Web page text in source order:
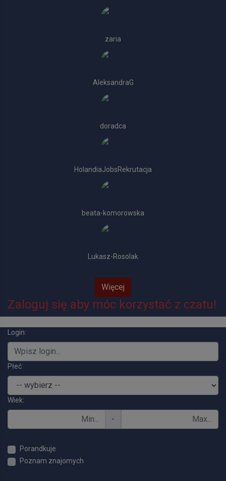
zaria
AleksandraG
doradca
HolandiaJobsRekrutacja
beata-komorowska
Lukasz-Rosolak
Więcej
Zaloguj się aby móc korzystać z czatu!
Login:
Płeć:
Wiek:
-
Porandkuje
Poznam znajomych